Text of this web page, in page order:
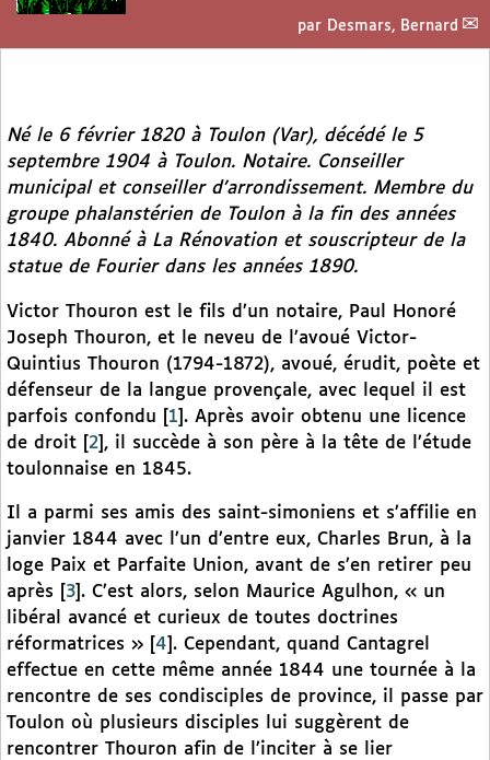
par Desmars, Bernard
Né le 6 février 1820 à Toulon (Var), décédé le 5
septembre 1904 à Toulon. Notaire. Conseiller
municipal et conseiller d’arrondissement. Membre du
groupe phalanstérien de Toulon à la fin des années
1840. Abonné à La Rénovationet souscripteur de la
statue de Fourier dans les années 1890.
Victor Thouron est le fils d’un notaire, Paul Honoré
Joseph Thouron, et le neveu de l’avoué Victor-
Quintius Thouron (1794-1872), avoué, érudit, poète et
défenseur de la langue provençale, avec lequel il est
parfois confondu
1 . Après avoir obtenu une licence
de droit
2 , il succède à son père à la tête de l’étude
toulonnaise en 1845.
Il a parmi ses amis des saint-simoniens et s’affilie en
janvier 1844 avec l’un d’entre eux, Charles Brun, à la
loge Paix et Parfaite Union, avant de s’en retirer peu
après
3 . C’est alors, selon Maurice Agulhon, « un
libéral avancé et curieux de toutes doctrines
réformatrices »
4 . Cependant, quand Cantagrel
effectue en cette même année 1844 une tournée à la
rencontre de ses condisciples de province, il passe par
Toulon où plusieurs disciples lui suggèrent de
rencontrer Thouron afin de l’inciter à se lier